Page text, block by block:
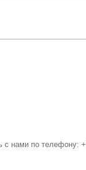
с нами по телефону: